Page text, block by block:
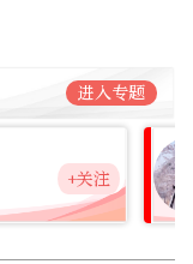
进入专题
+关注